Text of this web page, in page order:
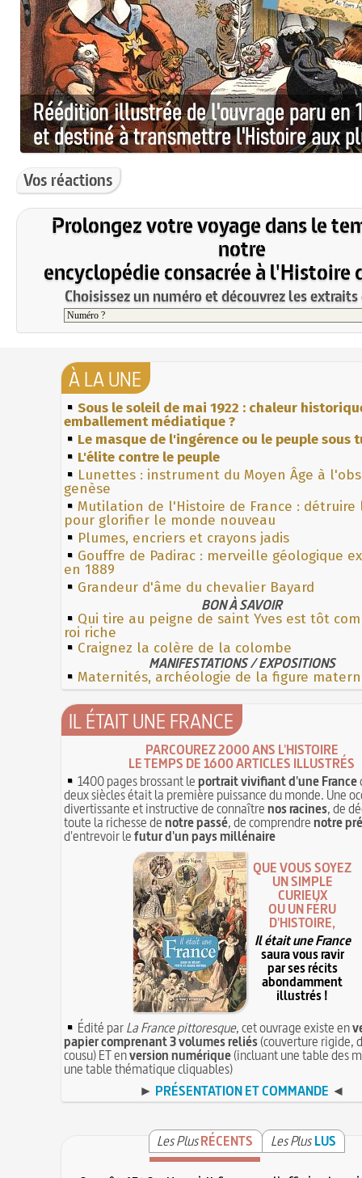
Vos réactions
Prolongez votre voyage dans le
notre
encyclopédie consacrée à l'Histoire
Choisissez un numéro et découvrez les
À LA UNE
Sous le soleil de mai 1922 : chaleur
emballement médiatique ?
Le masque de l'ingérence ou le peuple sous
L'élite contre le peuple
Lunettes : instrument du Moyen Âge à
genèse
Mutilation de l'Histoire de France : détruire
pour glorifier le monde nouveau
Plumes, encriers et crayons jadis
Gouffre de Padirac : merveille géologique
en 1889
Grandeur d'âme du chevalier Bayard
BON À SAVOIR
Qui tire au peigne de saint Yves est tôt
roi riche
Craignez la colère de la colombe
MANIFESTATIONS / EXPOSITIONS
Maternités, archéologie de la figure
IL ÉTAIT UNE FRANCE
PARCOUREZ 2000 ANS L'HISTOIRE
LE TEMPS DE 1600 ARTICLES ILLUSTRÉS
1400 pages brossant leportrait vivifiant d'une France
deux siècles était la première puissance du monde. Une
divertissante et instructive de connaîtrenos racines, de
toute la richesse denotre passé, de comprendrenotre
d'entrevoir lefutur d'un pays millénaire
QUE VOUS SOYEZ
UN SIMPLE
CURIEUX
OU UN FÉRU
D'HISTOIRE,
Il était une France
saura vous ravir
par ses récits
abondamment
illustrés !
Édité parLa France pittoresque, cet ouvrage existe en
papier comprenant 3 volumes reliés(couverture rigide,
cousu) ET enversion numérique(incluant une table des
une table thématique cliquables)
► PRÉSENTATION ET COMMANDE ◄
Les PlusRÉCENTS Les Plus LUS